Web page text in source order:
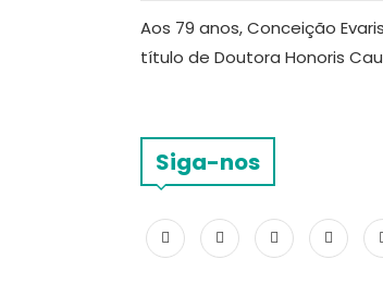
Aos 79 anos, Conceição
título de Doutora Honoris
Siga-nos